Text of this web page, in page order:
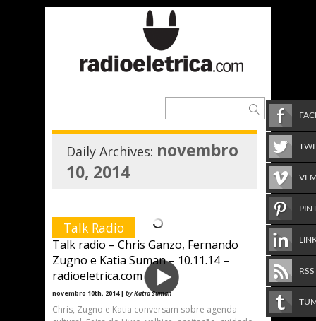
Daily Archives: novembro
10, 2014
Talk Radio
Talk radio – Chris Ganzo, Fernando
Zugno e Katia Suman – 10.11.14 –
radioeletrica.com
novembro 10th, 2014 | by Katia Suman
Chris, Zugno e Katia conversam sobre agenda
RSS